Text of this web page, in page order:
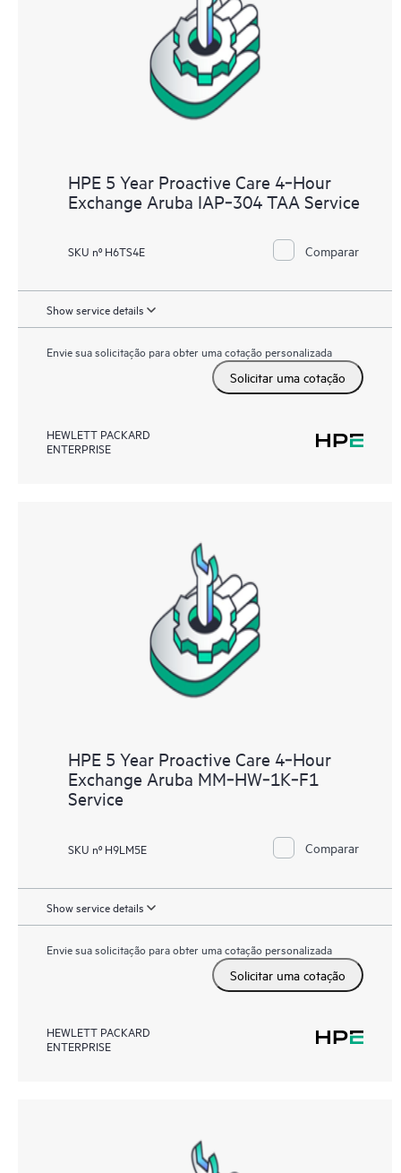
HPE 5 Year Proactive Care 4‑Hour
Exchange Aruba IAP‑304 TAA Service
SKU nº H6TS4E Comparar
Show service details
Envie sua solicitação para obter uma cotação personalizada
Solicitar uma cotação
HEWLETT PACKARD
ENTERPRISE
HPE 5 Year Proactive Care 4‑Hour
Exchange Aruba MM‑HW‑1K‑F1
Service
SKU nº H9LM5E Comparar
Show service details
Envie sua solicitação para obter uma cotação personalizada
Solicitar uma cotação
HEWLETT PACKARD
ENTERPRISE